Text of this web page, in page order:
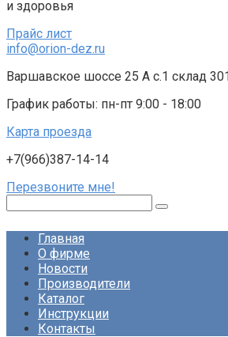
и здоровья
Прайс лист
info@orion-dez.ru
Варшавское шоссе 25 А с.1 склад
График работы: пн-пт 9:00 - 18:00
Карта проезда
+7(966)387-14-14
Перезвоните мне!
Главная
О фирме
Новости
Производители
Каталог
Инструкции
Контакты